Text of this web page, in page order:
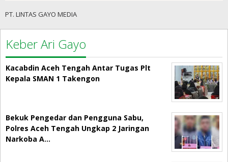
PT. LINTAS GAYO MEDIA
Keber Ari Gayo
Kacabdin Aceh Tengah Antar Tugas Plt
Kepala SMAN 1 Takengon
Bekuk Pengedar dan Pengguna Sabu,
Polres Aceh Tengah Ungkap 2 Jaringan
Narkoba A…